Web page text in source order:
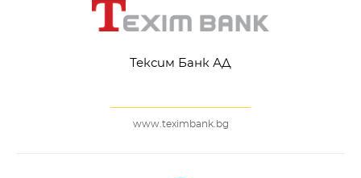
Тексим Банк АД
www.teximbank.bg